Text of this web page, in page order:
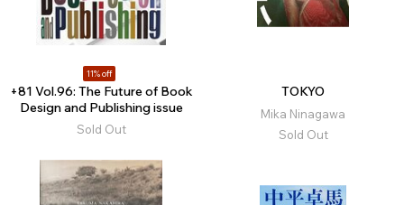
11% off
+81 Vol.96: The Future of Book
Design and Publishing issue
Sold Out
TOKYO
Mika Ninagawa
Sold Out